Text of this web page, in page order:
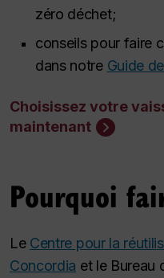
zéro déchet;
conseils pour faire
dans notre Guide
Choisissez votre
maintenant
Pourquoi
Le Centre pour la
Concordia et le Bureau